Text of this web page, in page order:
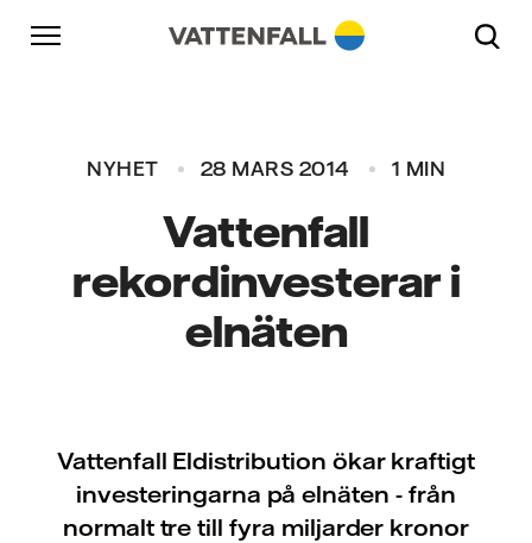
Skip to content
Gå till huvudnavigeringen
Gå till sidfoten
NYHET 28 MARS 2014 1 MIN
Vattenfall
rekordinvesterar i
elnäten
Vattenfall Eldistribution ökar kraftigt
investeringarna på elnäten - från
normalt tre till fyra miljarder kronor
Gå till huvudnavigeringen